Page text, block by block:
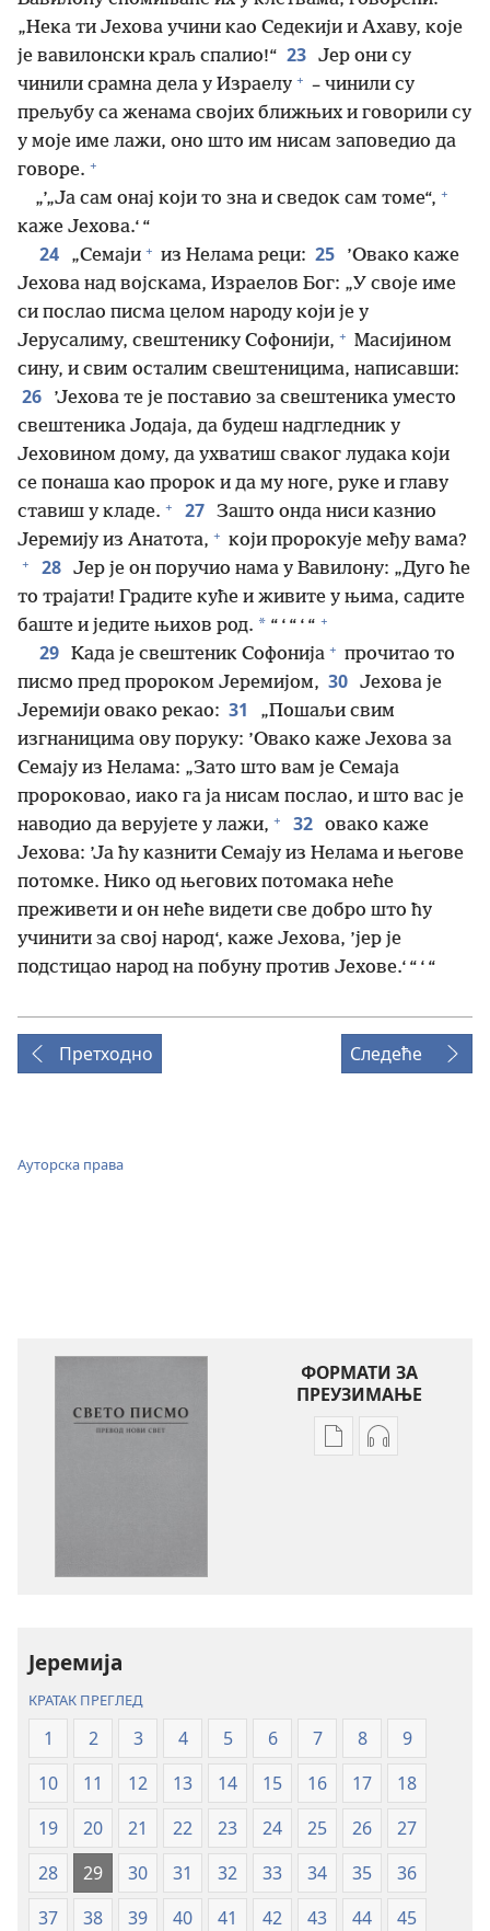
„Нека ти Јехова учини као Седекији и Ахаву, које
је вавилонски краљ спалио!“ 23 Јер они су
чинили срамна дела у Израелу + – чинили су
прељубу са женама својих ближњих и говорили су
у моје име лажи, оно што им нисам заповедио да
говоре. +
„’„Ја сам онај који то зна и сведок сам томе“, +
каже Јехова.‘ “
24 „Семаји + из Нелама реци: 25
’Овако каже
Јехова над војскама, Израелов Бог: „У своје име
си послао писма целом народу који је у
Јерусалиму, свештенику Софонији, + Масијином
сину, и свим осталим свештеницима, написавши:
26
’Јехова те је поставио за свештеника уместо
свештеника Јодаја, да будеш надгледник у
Јеховином дому, да ухватиш сваког лудака који
се понаша као пророк и да му ноге, руке и главу
ставиш у кладе. + 27 Зашто онда ниси казнио
Јеремију из Анатота, + који пророкује међу вама?
+ 28 Јер је он поручио нама у Вавилону: „Дуго ће
то трајати! Градите куће и живите у њима, садите
баште и једите њихов род. * “ ‘ “ ‘ “ +
29 Када је свештеник Софонија + прочитао то
писмо пред пророком Јеремијом, 30 Јехова је
Јеремији овако рекао: 31
„Пошаљи свим
изгнаницима ову поруку: ’Овако каже Јехова за
Семају из Нелама: „Зато што вам је Семаја
пророковао, иако га ја нисам послао, и што вас је
наводио да верујете у лажи, + 32 овако каже
Јехова: ’Ја ћу казнити Семају из Нелама и његове
потомке. Нико од његових потомака неће
преживети и он неће видети све добро што ћу
учинити за свој народ‘, каже Јехова, ’јер је
подстицао народ на побуну против Јехове.‘ “ ‘ “
Претходно Следеће
Ауторска права
ФОРМАТИ ЗА
ПРЕУЗИМАЊЕ
Формати
(ревидирано
издање
2019)
Формати
(ревидирано
издање
2019)
Јеремија
КРАТАК ПРЕГЛЕД
1 2 3 4 5 6 7 8
9
10
11 12 13 14 15 16 17
18
19
20 21 22 23 24 25 26
27
28
29 30 31 32 33 34 35
36
37
38 39 40 41 42 43 44
45